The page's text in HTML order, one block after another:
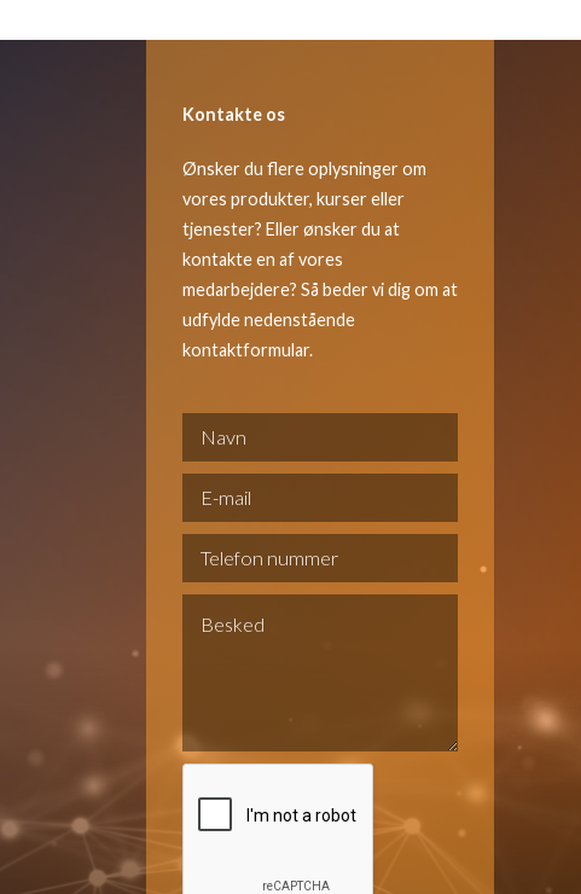
Kontakte os
Ønsker du flere oplysninger om
vores produkter, kurser eller
tjenester? Eller ønsker du at
kontakte en af vores
medarbejdere? Så beder vi dig om at
udfylde nedenstående
kontaktformular.